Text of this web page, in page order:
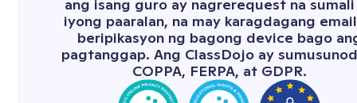
ang isang guro ay nagrerequest na sumali
iyong paaralan, na may karagdagang
beripikasyon ng bagong device bago
pagtanggap. Ang ClassDojo ay
COPPA, FERPA, at GDPR.